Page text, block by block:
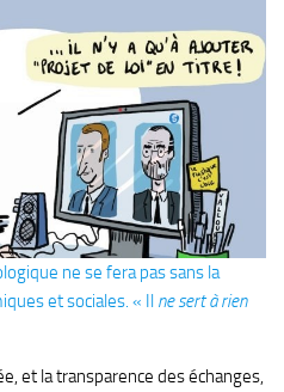
ne se fera pas sans la
et sociales. « Il ne sert à rien
et la transparence des échanges,